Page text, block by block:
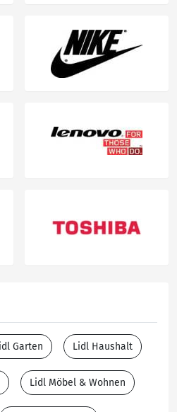
Garten Lidl Haushalt
Lidl Möbel & Wohnen